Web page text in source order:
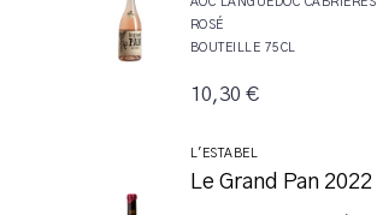
ROSÉ
BOUTEILLE 75CL
10,30 €
L'ESTABEL
Le Grand Pan 2022